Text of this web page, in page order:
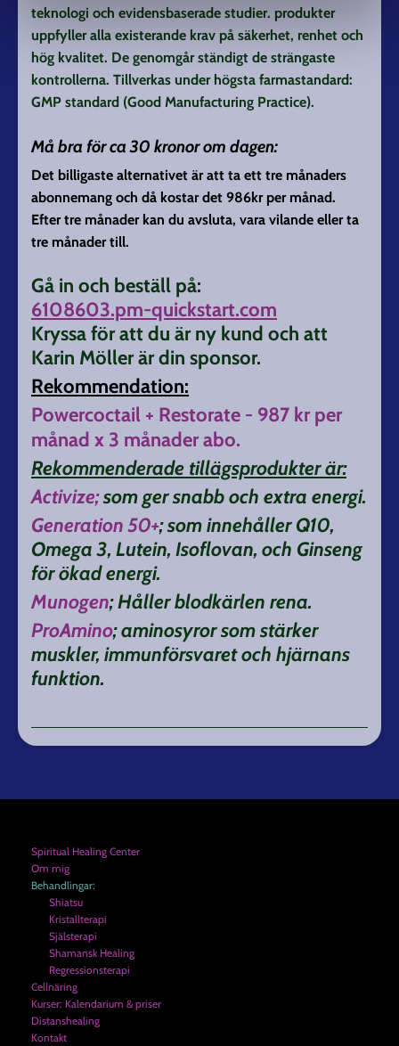
teknologi och evidensbaserade studier. produkter
uppfyller alla existerande krav på säkerhet, renhet och
hög kvalitet. De genomgår ständigt de strängaste
kontrollerna. Tillverkas under högsta farmastandard:
GMP standard (Good Manufacturing Practice).
Må bra för ca 30 kronor om dagen:
Det billigaste alternativet är att ta ett tre månaders
abonnemang och då kostar det 986kr per månad.
Efter tre månader kan du avsluta, vara vilande eller ta
tre månader till.
Gå in och beställ på:
6108603.pm-quickstart.com
Kryssa för att du är ny kund och att
Karin Möller är din sponsor.
Rekommendation:
Powercoctail + Restorate - 987 kr per
månad x 3 månader abo.
Rekommenderade tillägsprodukter är:
Activize;som ger snabb och extra energi.
Generation 50+; som innehåller Q10,
Omega 3, Lutein, Isoflovan, och Ginseng
för ökad energi.
Munogen; Håller blodkärlen rena.
ProAmino; aminosyror som stärker
muskler, immunförsvaret och hjärnans
funktion.
Spiritual Healing Center
Om mig
Behandlingar:
Shiatsu
Kristallterapi
Själsterapi
Shamansk Healing
Regressionsterapi
Cellnäring
Kurser: Kalendarium & priser
Distanshealing
Kontakt